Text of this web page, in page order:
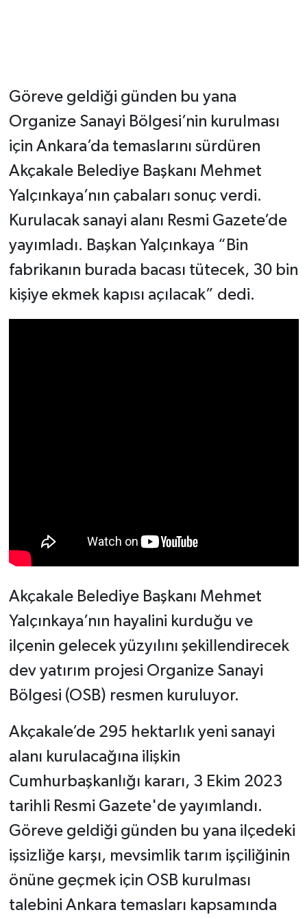
Göreve geldiği günden bu yana
Organize Sanayi Bölgesi’nin kurulması
için Ankara’da temaslarını sürdüren
Akçakale Belediye Başkanı Mehmet
Yalçınkaya’nın çabaları sonuç verdi.
Kurulacak sanayi alanı Resmi Gazete’de
yayımladı. Başkan Yalçınkaya “Bin
fabrikanın burada bacası tütecek, 30 bin
kişiye ekmek kapısı açılacak” dedi.
Akçakale Belediye Başkanı Mehmet
Yalçınkaya’nın hayalini kurduğu ve
ilçenin gelecek yüzyılını şekillendirecek
dev yatırım projesi Organize Sanayi
Bölgesi (OSB) resmen kuruluyor.
Akçakale’de 295 hektarlık yeni sanayi
alanı kurulacağına ilişkin
Cumhurbaşkanlığı kararı, 3 Ekim 2023
tarihli Resmi Gazete'de yayımlandı.
Göreve geldiği günden bu yana ilçedeki
işsizliğe karşı, mevsimlik tarım işçiliğinin
önüne geçmek için OSB kurulması
talebini Ankara temasları kapsamında